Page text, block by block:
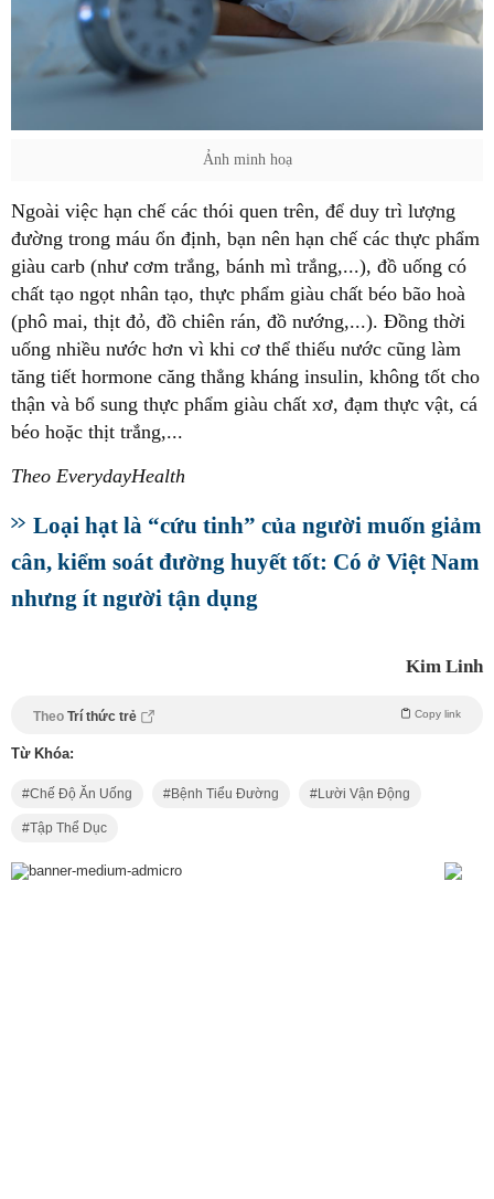
Ảnh minh hoạ
Ngoài việc hạn chế các thói quen trên, để duy trì lượng
đường trong máu ổn định, bạn nên hạn chế các thực phẩm
giàu carb (như cơm trắng, bánh mì trắng,...), đồ uống có
chất tạo ngọt nhân tạo, thực phẩm giàu chất béo bão hoà
(phô mai, thịt đỏ, đồ chiên rán, đồ nướng,...). Đồng thời
uống nhiều nước hơn vì khi cơ thể thiếu nước cũng làm
tăng tiết hormone căng thẳng kháng insulin, không tốt cho
thận và bổ sung thực phẩm giàu chất xơ, đạm thực vật, cá
béo hoặc thịt trắng,...
Theo EverydayHealth
Loại hạt là “cứu tinh” của người muốn giảm
cân, kiểm soát đường huyết tốt: Có ở Việt Nam
nhưng ít người tận dụng
Kim Linh
Theo Trí thức trẻ Copy link
Từ Khóa:
Chế Độ Ăn Uống Bệnh Tiểu Đường Lười Vận Động
Tập Thể Dục